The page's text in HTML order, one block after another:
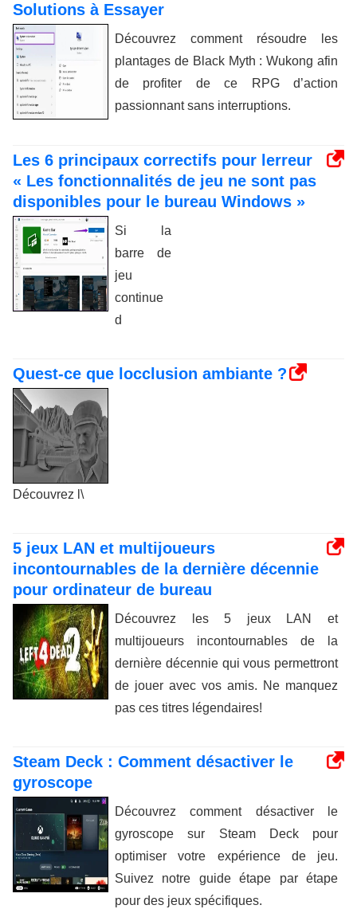
Solutions à Essayer
Découvrez comment résoudre les
plantages de Black Myth : Wukong afin
de profiter de ce RPG d’action
passionnant sans interruptions.
Les 6 principaux correctifs pour lerreur
« Les fonctionnalités de jeu ne sont pas
disponibles pour le bureau Windows »
Si la
barre de
jeu
continue
d
Quest-ce que locclusion ambiante ?
Découvrez l\
5 jeux LAN et multijoueurs
incontournables de la dernière décennie
pour ordinateur de bureau
Découvrez les 5 jeux LAN et
multijoueurs incontournables de la
dernière décennie qui vous permettront
de jouer avec vos amis. Ne manquez
pas ces titres légendaires!
Steam Deck : Comment désactiver le
gyroscope
Découvrez comment désactiver le
gyroscope sur Steam Deck pour
optimiser votre expérience de jeu.
Suivez notre guide étape par étape
pour des jeux spécifiques.